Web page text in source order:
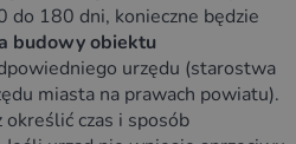
do 180 dni, konieczne będzie
budowy obiektu
urzędu (starostwa
miasta na prawach powiatu).
czas i sposób